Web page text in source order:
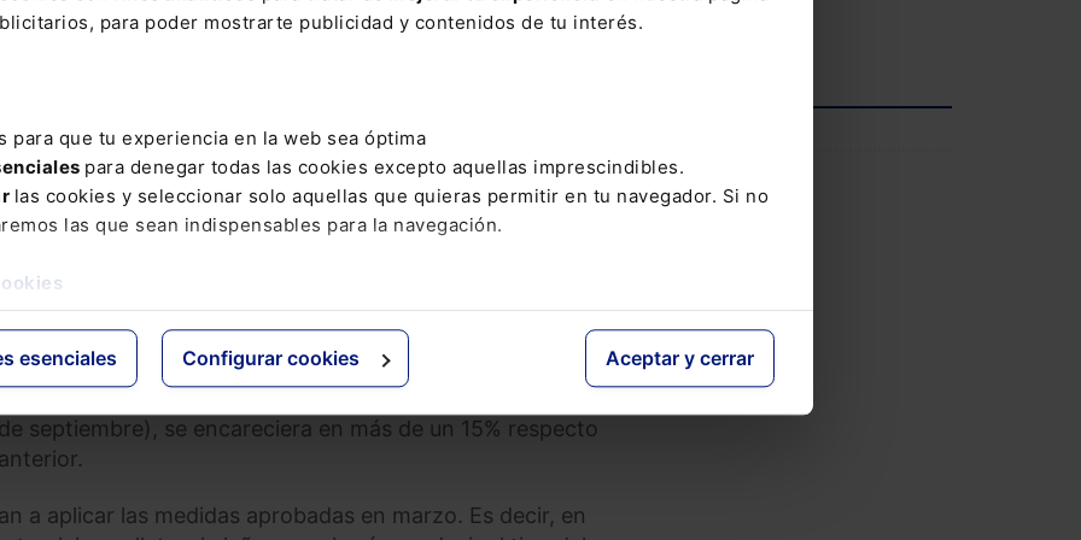
para poder mostrarte publicidad y contenidos de tu interés.
para que tu experiencia en la web sea óptima
para denegar todas las cookies excepto aquellas imprescindibles.
las cookies y seleccionar solo aquellas que quieras permitir en tu navegador. Si no
las que sean indispensables para la navegación.
esenciales Configurar cookies Aceptar y cerrar
algo que se le ha comunicado al órgano
Impuesto Especial en función del
la aplicación de otras dos medidas para el
de losprecios de la electricidad y el gas, estableciendo
reactivar medidas si la coyuntura así lo exigiera. Esas
sobre la Electricidad como al IVA de productos
en agosto y septiembre y únicamente si los precios de
al mes de junio (medida aplicable en
septiembre), se encareciera en más de un 15% respecto
a aplicar las medidas aprobadas en marzo. Es decir, en
Saber más